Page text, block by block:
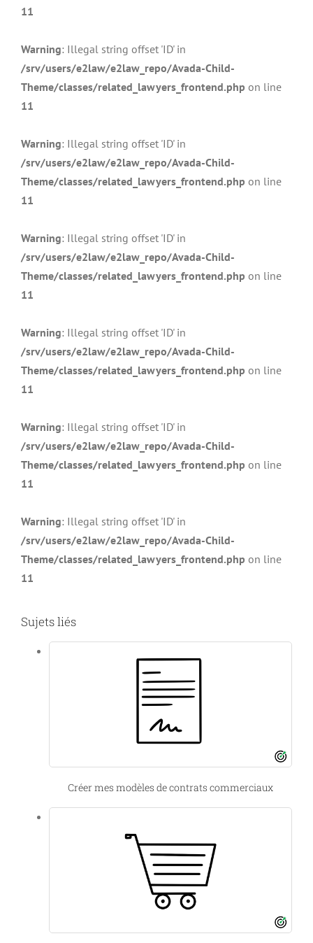
11
Warning: Illegal string offset 'ID' in
/srv/users/e2law/e2law_repo/Avada-Child-
Theme/classes/related_lawyers_frontend.php on line
11
Warning: Illegal string offset 'ID' in
/srv/users/e2law/e2law_repo/Avada-Child-
Theme/classes/related_lawyers_frontend.php on line
11
Warning: Illegal string offset 'ID' in
/srv/users/e2law/e2law_repo/Avada-Child-
Theme/classes/related_lawyers_frontend.php on line
11
Warning: Illegal string offset 'ID' in
/srv/users/e2law/e2law_repo/Avada-Child-
Theme/classes/related_lawyers_frontend.php on line
11
Warning: Illegal string offset 'ID' in
/srv/users/e2law/e2law_repo/Avada-Child-
Theme/classes/related_lawyers_frontend.php on line
11
Warning: Illegal string offset 'ID' in
/srv/users/e2law/e2law_repo/Avada-Child-
Theme/classes/related_lawyers_frontend.php on line
11
Sujets liés
Créer mes modèles de contrats commerciaux